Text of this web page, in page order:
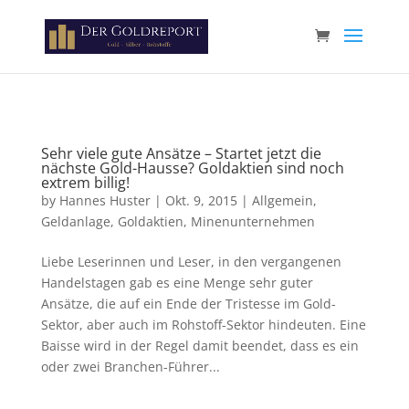
Sehr viele gute Ansätze – Startet jetzt die
nächste Gold-Hausse? Goldaktien sind noch
extrem billig!
by Hannes Huster| Okt. 9, 2015| Allgemein,
Geldanlage, Goldaktien, Minenunternehmen
Liebe Leserinnen und Leser, in den vergangenen
Handelstagen gab es eine Menge sehr guter
Ansätze, die auf ein Ende der Tristesse im Gold-
Sektor, aber auch im Rohstoff-Sektor hindeuten. Eine
Baisse wird in der Regel damit beendet, dass es ein
oder zwei Branchen-Führer...